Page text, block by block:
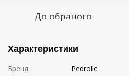
До обраного
Характеристики
Бренд
Pedrollo